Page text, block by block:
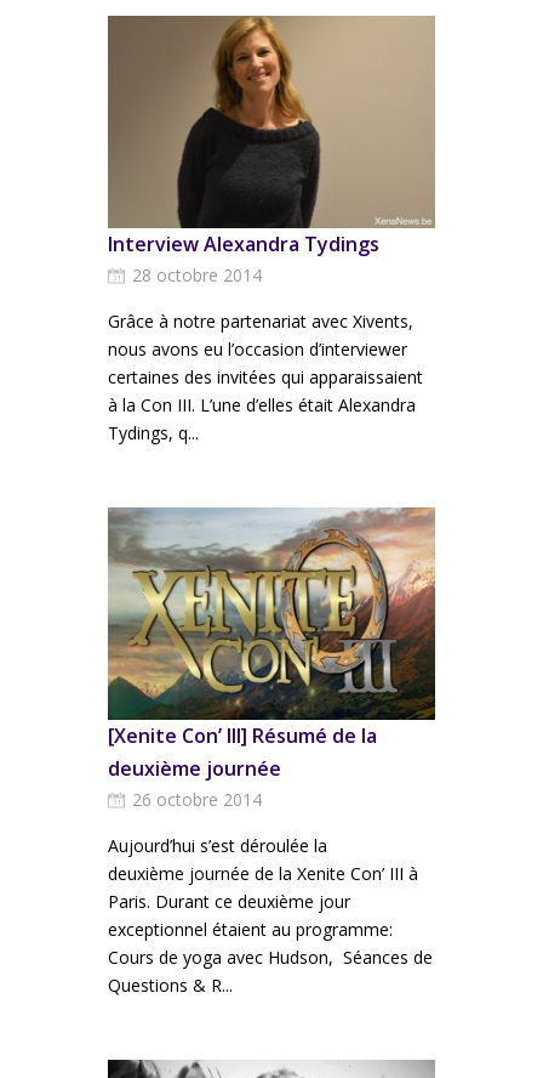
Interview Alexandra Tydings
28 octobre 2014
Grâce à notre partenariat avec Xivents,
nous avons eu l’occasion d’interviewer
certaines des invitées qui apparaissaient
à la Con III. L’une d’elles était Alexandra
Tydings, q...
[Xenite Con’ III] Résumé de la
deuxième journée
26 octobre 2014
Aujourd’hui s’est déroulée la
deuxième journée de la Xenite Con’ III à
Paris. Durant ce deuxième jour
exceptionnel étaient au programme:
Cours de yoga avec Hudson, Séances de
Questions & R...